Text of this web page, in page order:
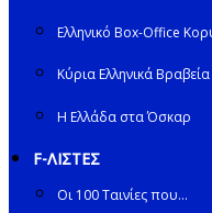
Ελληνικό Box-Office
Κύρια Ελληνικά Βραβεία
Η Ελλάδα στα Όσκαρ
F-ΛΙΣΤΕΣ
Οι 100 Ταινίες που…